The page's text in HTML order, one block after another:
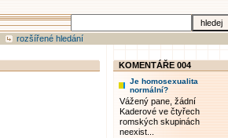
rozšířené hledání
KOMENTÁŘE 004
Je homosexualita
normální?
Vážený pane, žádní
Kaderové ve čtyřech
romských skupinách
neexist...